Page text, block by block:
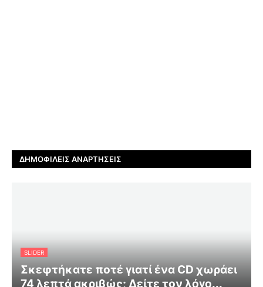
ΔΗΜΟΦΙΛΕΊΣ ΑΝΑΡΤΉΣΕΙΣ
SLIDER
Σκεφτήκατε ποτέ γιατί ένα CD χωράει
74 λεπτά ακριβώς; Δείτε τον λόγο...